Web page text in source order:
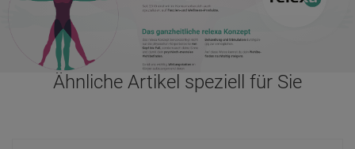
Ähnliche Artikel speziell für Sie